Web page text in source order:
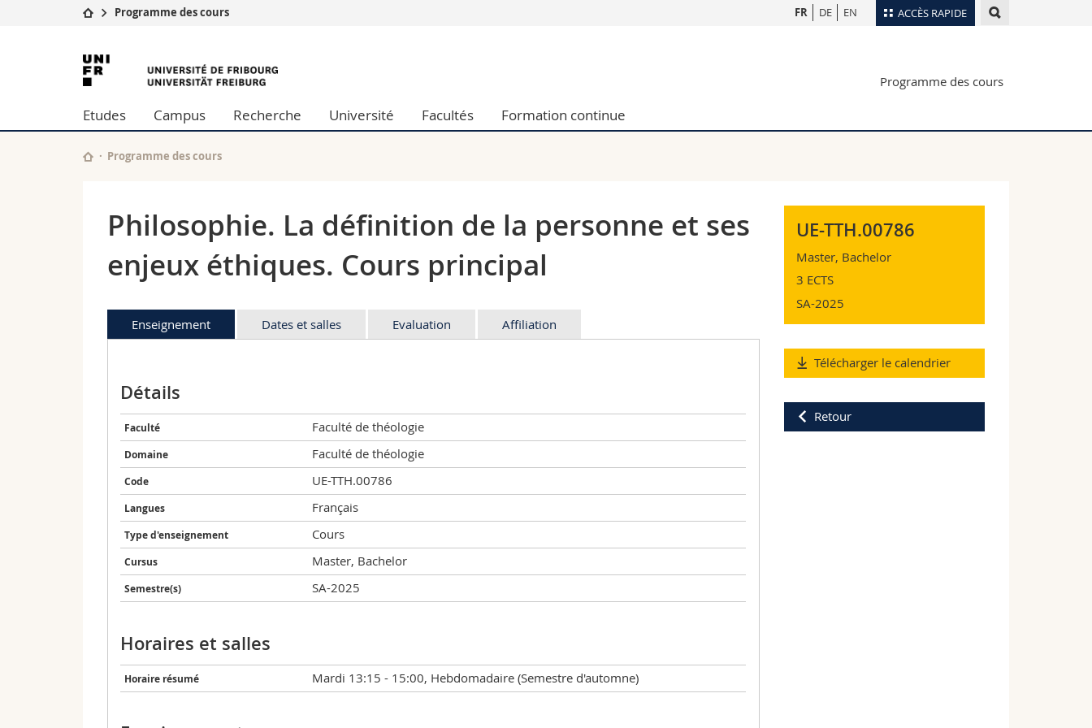
ACCÈS RAPIDE
Université
Recherche
Université
Formation continue
Sciences économiques et sociales et management
Lettres et sciences humaines
Chercheurs
Plan d'accès
Webmail
FR DE EN
Programme des cours
Université
de
Fribourg
Programme des cours
Etudes Campus Recherche Université Facultés Formation continue
Programme des cours
Philosophie. La définition de la personne et ses
enjeux éthiques. Cours principal
Enseignement Dates et salles Evaluation Affiliation
Détails
Faculté Faculté de théologie
Domaine Faculté de théologie
Code UE-TTH.00786
Langues Français
Type d'enseignement Cours
Cursus Master, Bachelor
Semestre(s) SA-2025
Horaires et salles
Horaire résumé Mardi 13:15 - 15:00, Hebdomadaire (Semestre d'automne)
UE-TTH.00786
Master, Bachelor
3 ECTS
SA-2025
Télécharger le calendrier
Retour